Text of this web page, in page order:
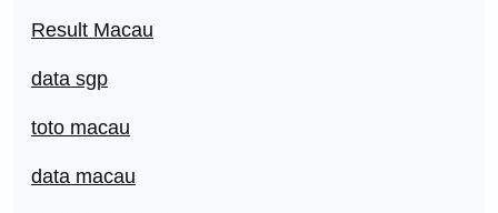
Result Macau
data sgp
toto macau
data macau